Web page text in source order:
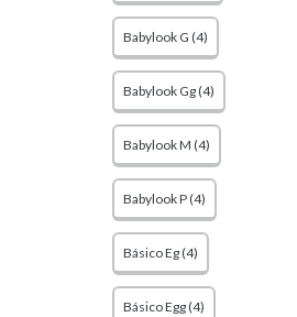
Babylook G (4)
Babylook Gg (4)
Babylook M (4)
Babylook P (4)
Básico Eg (4)
Básico Egg (4)